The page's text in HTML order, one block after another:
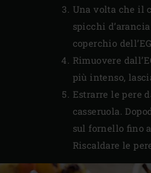
Una volta che il
spicchi
coperchio
Rimuovere
più intenso,
Estrarre le pere
casseruola.
sul fornello fino
Riscaldare le